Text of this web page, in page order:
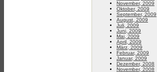
November, 2009
Oktober, 2009
September, 2009
August, 2009
Juli, 2009
Juni, 2009
Mai, 2009
April, 2009
März, 2009
Februar, 2009
Januar, 2009
Dezember, 2008
November, 2008